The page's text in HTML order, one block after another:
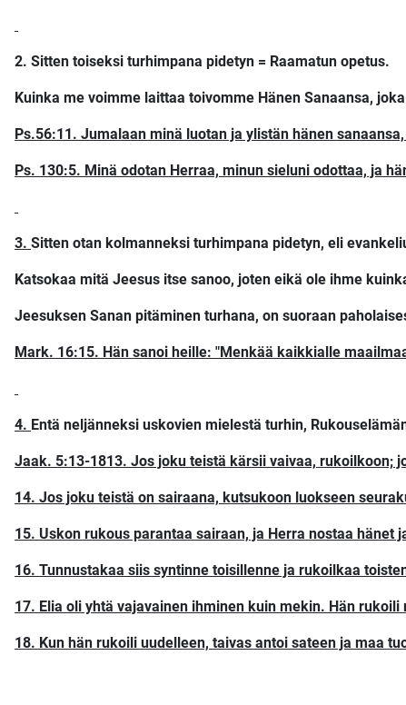
2. Sitten toiseksi turhimpana pidetyn = Raamatun opetus.
Kuinka me voimme laittaa toivomme Hänen Sanaansa,
Ps.56:11. Jumalaan minä luotan ja ylistän hänen
Ps. 130:5. Minä odotan Herraa, minun sieluni odottaa, ja
3. Sitten otan kolmanneksi turhimpana pidetyn, eli
Katsokaa mitä Jeesus itse sanoo, joten eikä ole ihme
Jeesuksen Sanan pitäminen turhana, on suoraan
Mark. 16:15. Hän sanoi heille: "Menkää kaikkialle
4. Entä neljänneksi uskovien mielestä turhin,
Jaak. 5:13-1813. Jos joku teistä kärsii vaivaa, rukoilkoon;
14. Jos joku teistä on sairaana, kutsukoon luokseen
15. Uskon rukous parantaa sairaan, ja Herra nostaa
16. Tunnustakaa siis syntinne toisillenne ja rukoilkaa
17. Elia oli yhtä vajavainen ihminen kuin mekin. Hän
18. Kun hän rukoili uudelleen, taivas antoi sateen ja maa